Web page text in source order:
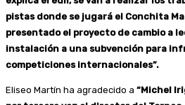
pistas donde se jugará el Conchita
presentado el proyecto de cambio a
instalación a una subvención para
competiciones internacionales”.
Eliseo Martín ha agradecido a “Michel